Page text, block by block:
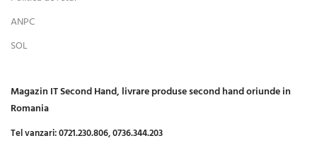
ANPC
SOL
Magazin IT Second Hand, livrare produse second hand oriunde in
Romania
Tel vanzari:0721.230.806,0736.344.203